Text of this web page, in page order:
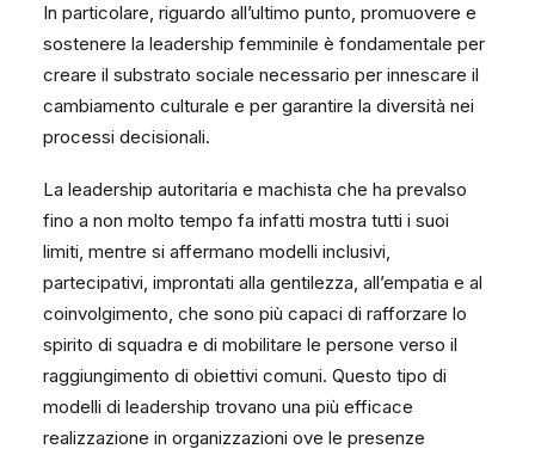
In particolare, riguardo all’ultimo punto, promuovere e
sostenere la leadership femminile è fondamentale per
creare il substrato sociale necessario per innescare il
cambiamento culturale e per garantire la diversità nei
processi decisionali.
La leadership autoritaria e machista che ha prevalso
fino a non molto tempo fa infatti mostra tutti i suoi
limiti, mentre si affermano modelli inclusivi,
partecipativi, improntati alla gentilezza, all’empatia e al
coinvolgimento, che sono più capaci di rafforzare lo
spirito di squadra e di mobilitare le persone verso il
raggiungimento di obiettivi comuni. Questo tipo di
modelli di leadership trovano una più efficace
realizzazione in organizzazioni ove le presenze